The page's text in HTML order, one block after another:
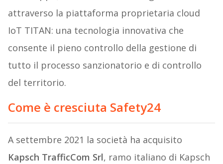
attraverso la piattaforma proprietaria cloud
IoT TITAN: una tecnologia innovativa che
consente il pieno controllo della gestione di
tutto il processo sanzionatorio e di controllo
del territorio.
Come è cresciuta Safety24
A settembre 2021 la società ha acquisito
Kapsch TrafficCom Srl, ramo italiano di Kapsch